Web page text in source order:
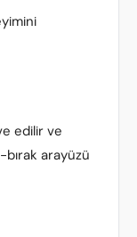
edilir ve
arayüzü